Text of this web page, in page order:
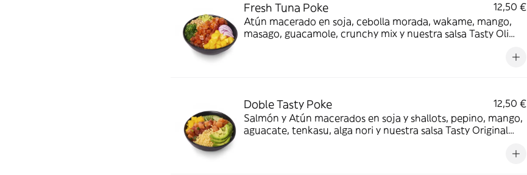
Fresh Tuna Poke
12,50 €
Atún macerado en soja, cebolla morada, wakame, mango,
masago, guacamole, crunchy mix y nuestra salsa Tasty Oli
Doble Tasty Poke
12,50 €
Salmón y Atún macerados en soja y shallots, pepino, mango,
aguacate, tenkasu, alga nori y nuestra salsa Tasty Original